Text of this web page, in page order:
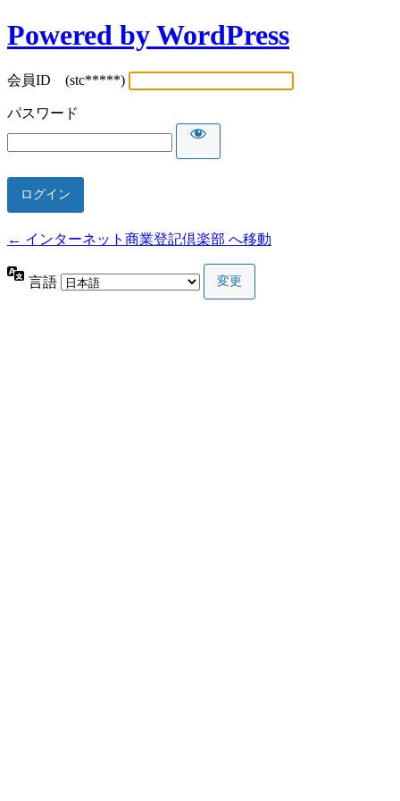
Powered by WordPress
会員ID (stc*****)
パスワード
← インターネット商業登記倶楽部 へ移動
言語